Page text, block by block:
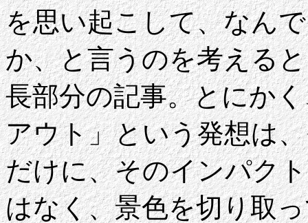
を思い起こして、なん
か、と言うのを考える
長部分の記事。とにか
アウト」という発想は
だけに、そのインパク
はなく、景色を切り取